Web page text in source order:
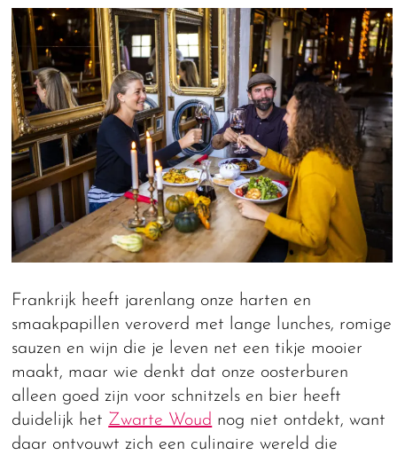
Frankrijk heeft jarenlang onze harten en
smaakpapillen veroverd met lange lunches, romige
sauzen en wijn die je leven net een tikje mooier
maakt, maar wie denkt dat onze oosterburen
alleen goed zijn voor schnitzels en bier heeft
duidelijk het Zwarte Woud nog niet ontdekt, want
daar ontvouwt zich een culinaire wereld die